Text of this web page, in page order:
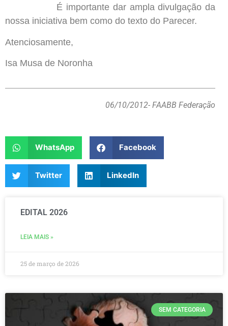
É importante dar ampla divulgação da
nossa iniciativa bem como do texto do Parecer.
Atenciosamente,
Isa Musa de Noronha
06/10/2012- FAABB Federação
WhatsApp Facebook
Twitter LinkedIn
EDITAL 2026
LEIA MAIS »
25 de março de 2026
SEM CATEGORIA